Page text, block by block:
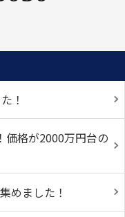
！
価格が2000万円台の
めました！